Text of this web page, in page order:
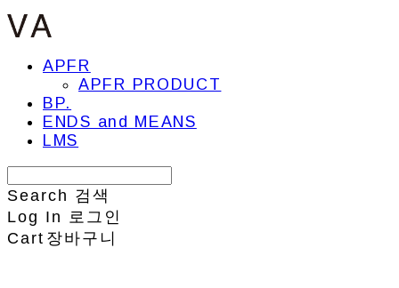
APFR
APFR PRODUCT
BP.
ENDS and MEANS
LMS
Search 검색
Log In 로그인
Cart 장바구니